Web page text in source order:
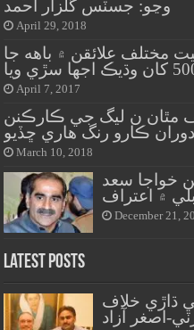
وڃو: جسٽس گلزار احمد
April 29, 2018
مختلف علائقن ۾ باهه جا
April 7, 2017
مٿان ن ليگ جي ڪارڪنن
ڪارو رنگ هاري ڇڏيو
March 10, 2018
خواجا سعد
۾ اعتراف
December 21,
Latest Posts
ڌاڙي خلاف
اصغر آزاد